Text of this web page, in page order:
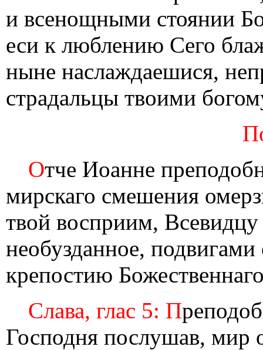
и всенощными стоянии
еси к люблению Сего
ныне наслаждаешися,
страдальцы твоими
Отче Иоанне
мирскаго смешения
твой восприим, Всевидцу
необузданное,
крепостию
Слава, глас 5: П
Господня послушав, мир